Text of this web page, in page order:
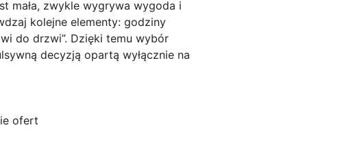
mała, zwykle wygrywa wygoda i
kolejne elementy: godziny
do drzwi”. Dzięki temu wybór
decyzją opartą wyłącznie na
ofert